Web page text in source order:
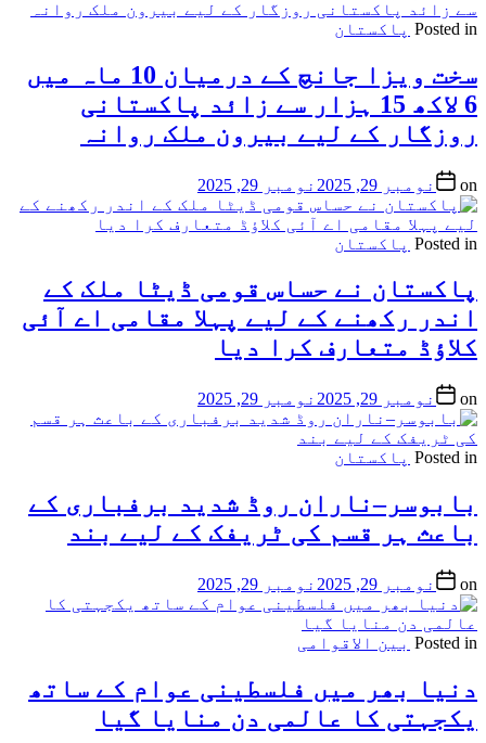
Posted in پاکستان
سخت ویزا جانچ کے درمیان 10 ماہ میں
6 لاکھ 15 ہزار سے زائد پاکستانی
روزگار کے لیے بیرون ملک روانہ
on نومبر 29, 2025 نومبر 29, 2025
Posted in پاکستان
پاکستان نے حساس قومی ڈیٹا ملک کے
اندر رکھنے کے لیے پہلا مقامی اے آئی
کلاؤڈ متعارف کرا دیا
on نومبر 29, 2025 نومبر 29, 2025
Posted in پاکستان
بابوسر–ناران روڈ شدید برفباری کے
باعث ہر قسم کی ٹریفک کے لیے بند
on نومبر 29, 2025 نومبر 29, 2025
Posted in بین الاقوامی
دنیا بھر میں فلسطینی عوام کے ساتھ
یکجہتی کا عالمی دن منایا گیا